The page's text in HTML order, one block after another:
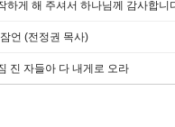
하게 해 주셔서 하나님께 감사합니
언 (전정권 목사)
진 자들아 다 내게로 오라